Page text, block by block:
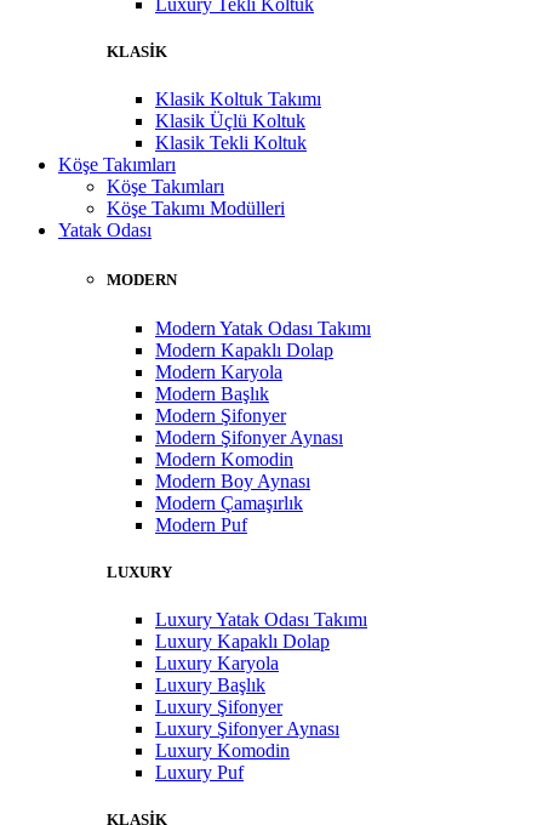
KLASİK
Klasik Koltuk Takımı
Klasik Üçlü Koltuk
Klasik Tekli Koltuk
Köşe Takımları
Köşe Takımları
Köşe Takımı Modülleri
Yatak Odası
MODERN
Modern Yatak Odası Takımı
Modern Kapaklı Dolap
Modern Karyola
Modern Başlık
Modern Şifonyer
Modern Şifonyer Aynası
Modern Komodin
Modern Boy Aynası
Modern Çamaşırlık
Modern Puf
LUXURY
Luxury Yatak Odası Takımı
Luxury Kapaklı Dolap
Luxury Karyola
Luxury Başlık
Luxury Şifonyer
Luxury Şifonyer Aynası
Luxury Komodin
Luxury Puf
KLASİK